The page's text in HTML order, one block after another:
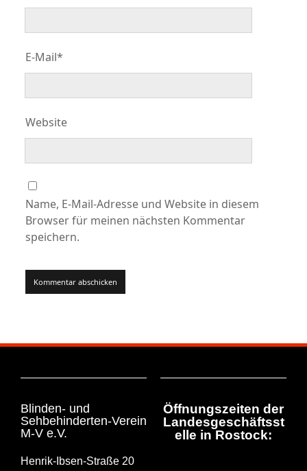
E-Mail*
Website
Name, E-Mail-Adresse und Website in diesem
Browser für meinen nächsten Kommentar
speichern.
Blinden- und
Sehbehinderten-Verein
M-V e.V.
Henrik-Ibsen-Straße 20
Öffnungszeiten der
Landesgeschäftsst
elle in Rostock: